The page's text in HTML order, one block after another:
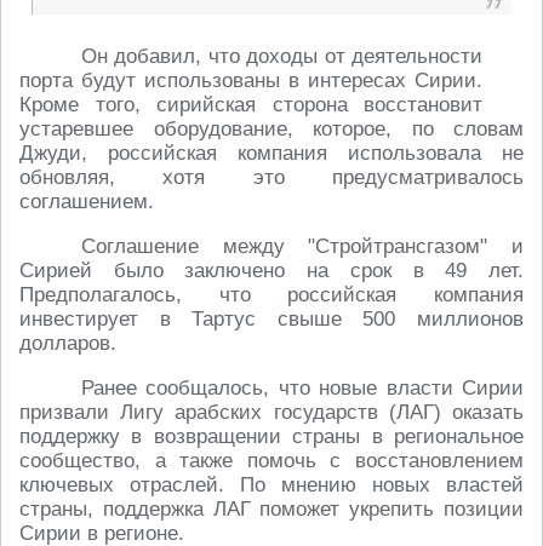
Он добавил, что доходы от деятельности
порта будут использованы в интересах Сирии.
Кроме того, сирийская сторона восстановит
устаревшее оборудование, которое, по словам
Джуди, российская компания использовала не
обновляя, хотя это предусматривалось
соглашением.
Соглашение между "Стройтрансгазом" и
Сирией было заключено на срок в 49 лет.
Предполагалось, что российская компания
инвестирует в Тартус свыше 500 миллионов
долларов.
Ранее сообщалось, что новые власти Сирии
призвали Лигу арабских государств (ЛАГ) оказать
поддержку в возвращении страны в региональное
сообщество, а также помочь с восстановлением
ключевых отраслей. По мнению новых властей
страны, поддержка ЛАГ поможет укрепить позиции
Сирии в регионе.